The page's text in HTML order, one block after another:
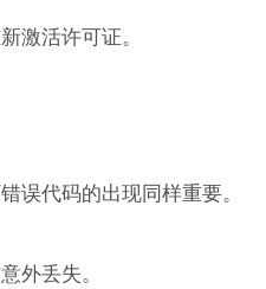
激活许可证。
误代码的出现同样重要。
外丢失。